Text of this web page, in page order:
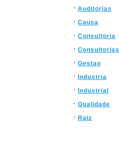
Auditorias
Causa
Consultoria
Consultorias
Gestao
Industria
Industrial
Qualidade
Raiz